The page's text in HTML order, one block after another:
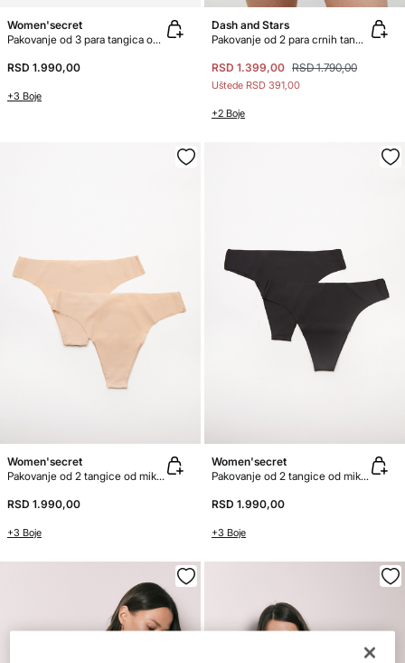
Women'secret
Pakovanje od 3 para tangica od mikrovlakna
RSD 1.990,00
+3 Boje
Dash and Stars
Pakovanje od 2 para crnih tanga gaćica
RSD 1.399,00 RSD 1.790,00
Uštede RSD 391,00
+2 Boje
Women'secret
Pakovanje od 2 tangice od mikrovlakna
RSD 1.990,00
+3 Boje
Women'secret
Pakovanje od 2 tangice od mikrovlakna
RSD 1.990,00
+3 Boje